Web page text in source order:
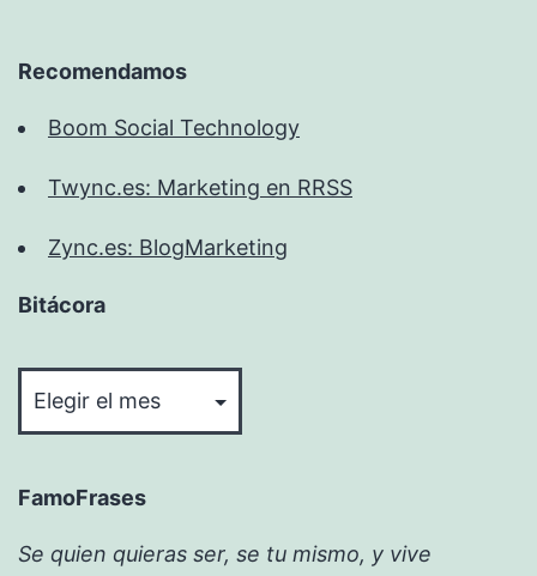
Recomendamos
Boom Social Technology
Twync.es: Marketing en RRSS
Zync.es: BlogMarketing
Bitácora
FamoFrases
Se quien quieras ser, se tu mismo, y vive